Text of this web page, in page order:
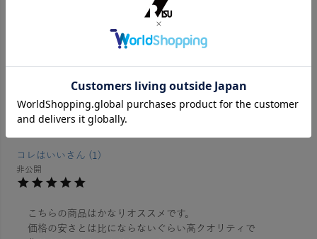
持ち手付きで運べるので便利です。
中身が洗えるのは地味に結構嬉しいポイントです
コレはいい 1
非公開
こちらの商品はかなりオススメです。
価格の安さとは比にならないぐらい高クオリティで